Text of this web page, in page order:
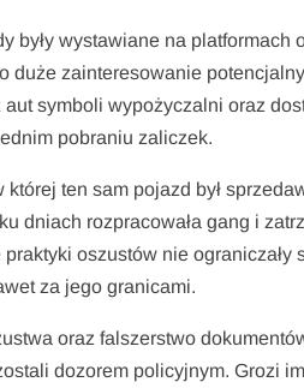
były wystawiane na platformach
duże zainteresowanie
symboli wypożyczalni oraz
pobraniu zaliczek.
ten sam pojazd był
dniach rozpracowała gang i
oszustów nie
za jego granicami.
oraz falszerstwo
dozorem policyjnym. Grozi